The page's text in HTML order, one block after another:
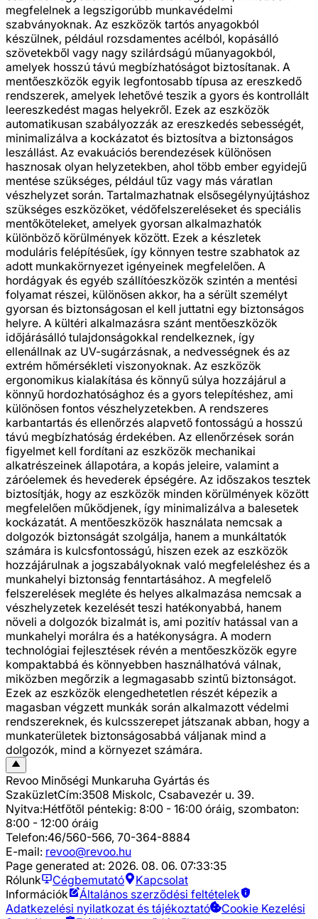
megfelelnek a legszigorúbb munkavédelmi
szabványoknak. Az eszközök tartós anyagokból
készülnek, például rozsdamentes acélból, kopásálló
szövetekből vagy nagy szilárdságú műanyagokból,
amelyek hosszú távú megbízhatóságot biztosítanak. A
mentőeszközök egyik legfontosabb típusa az ereszkedő
rendszerek, amelyek lehetővé teszik a gyors és kontrollált
leereszkedést magas helyekről. Ezek az eszközök
automatikusan szabályozzák az ereszkedés sebességét,
minimalizálva a kockázatot és biztosítva a biztonságos
leszállást. Az evakuációs berendezések különösen
hasznosak olyan helyzetekben, ahol több ember egyidejű
mentése szükséges, például tűz vagy más váratlan
vészhelyzet során. Tartalmazhatnak elsősegélynyújtáshoz
szükséges eszközöket, védőfelszereléseket és speciális
mentőköteleket, amelyek gyorsan alkalmazhatók
különböző körülmények között. Ezek a készletek
moduláris felépítésűek, így könnyen testre szabhatok az
adott munkakörnyezet igényeinek megfelelően. A
hordágyak és egyéb szállítóeszközök szintén a mentési
folyamat részei, különösen akkor, ha a sérült személyt
gyorsan és biztonságosan el kell juttatni egy biztonságos
helyre. A kültéri alkalmazásra szánt mentőeszközök
időjárásálló tulajdonságokkal rendelkeznek, így
ellenállnak az UV-sugárzásnak, a nedvességnek és az
extrém hőmérsékleti viszonyoknak. Az eszközök
ergonomikus kialakítása és könnyű súlya hozzájárul a
könnyű hordozhatósághoz és a gyors telepítéshez, ami
különösen fontos vészhelyzetekben. A rendszeres
karbantartás és ellenőrzés alapvető fontosságú a hosszú
távú megbízhatóság érdekében. Az ellenőrzések során
figyelmet kell fordítani az eszközök mechanikai
alkatrészeinek állapotára, a kopás jeleire, valamint a
záróelemek és hevederek épségére. Az időszakos tesztek
biztosítják, hogy az eszközök minden körülmények között
megfelelően működjenek, így minimalizálva a balesetek
kockázatát. A mentőeszközök használata nemcsak a
dolgozók biztonságát szolgálja, hanem a munkáltatók
számára is kulcsfontosságú, hiszen ezek az eszközök
hozzájárulnak a jogszabályoknak való megfeleléshez és a
munkahelyi biztonság fenntartásához. A megfelelő
felszerelések megléte és helyes alkalmazása nemcsak a
vészhelyzetek kezelését teszi hatékonyabbá, hanem
növeli a dolgozók bizalmát is, ami pozitív hatással van a
munkahelyi morálra és a hatékonyságra. A modern
technológiai fejlesztések révén a mentőeszközök egyre
kompaktabbá és könnyebben használhatóvá válnak,
miközben megőrzik a legmagasabb szintű biztonságot.
Ezek az eszközök elengedhetetlen részét képezik a
magasban végzett munkák során alkalmazott védelmi
rendszereknek, és kulcsszerepet játszanak abban, hogy a
munkaterületek biztonságosabbá váljanak mind a
dolgozók, mind a környezet számára.
Revoo Minőségi Munkaruha Gyártás és
SzaküzletCím:3508 Miskolc, Csabavezér u. 39.
Nyitva:Hétfőtől péntekig: 8:00 - 16:00 óráig, szombaton:
8:00 - 12:00 óráig
Telefon:46/560-566, 70-364-8884
E-mail: revoo@revoo.hu
Page generated at: 2026. 08. 06. 07:33:35
Rólunk
Cégbemutató
Kapcsolat
Információk
Általános szerződési feltételek
Adatkezelési nyilatkozat és tájékoztató
Cookie Kezelési